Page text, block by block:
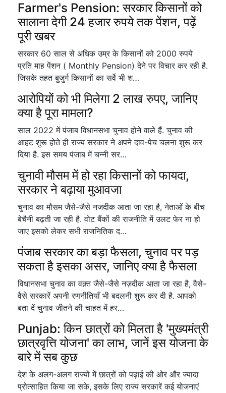
Farmer's Pension: सरकार किसानों को
सालाना देगी 24 हजार रुपये तक पेंशन, पढ़ें
पूरी खबर
सरकार 60 साल से अधिक उम्र के किसानों को 2000 रुपये
प्रति माह पेंशन ( Monthly Pension) देने पर विचार कर रही है.
जिसके तहत बुजुर्ग किसानों का सर्वे भी श…
आरोपियों को भी मिलेगा 2 लाख रुपए, जानिए
क्या है पूरा मामला?
साल 2022 में पंजाब विधानसभा चुनाव होने वाले हैं. चुनाव की
आहट शुरू होते ही राज्य सरकार ने अपने दाव-पेच चलना शुरू कर
दिया है. इस समय पंजाब में चन्नी सर…
चुनावी मौसम में हो रहा किसानों को फायदा,
सरकार ने बढ़ाया मुआवजा
चुनाव का मौसम जैसे-जैसे नजदीक आता जा रहा है, नेताओं के बीच
बेचैनी बढ़ती जा रही है. वोट बैंकों की राजनीति में उलट फेर ना हो
जाए इसको लेकर सभी राजनितिक द…
पंजाब सरकार का बड़ा फैसला, चुनाव पर पड़
सकता है इसका असर, जानिए क्या है फैसला
विधानसभा चुनाव का वक़्त जैसे-जैसे नज़दीक आता जा रहा है, वैसे-
वैसे सरकारें अपनी रणनीतियाँ भी बदलनी शुरू कर दी है. आपको
बता दें चुनाव जीतने की चाहत में हर…
Punjab: किन छात्रों को मिलता है 'मुख्यमंत्री
छात्रवृत्ति योजना' का लाभ, जानें इस योजना के
बारे में सब कुछ
देश के अलग-अलग राज्यों में छात्रों को पढ़ाई की ओर और ज्यादा
प्रोत्साहित किया जा सके, इसके लिए राज्य सरकारें कई योजनाएं